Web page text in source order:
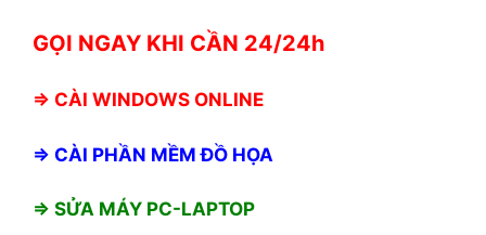
GỌI NGAY KHI CẦN 24/24h
⇒ CÀI WINDOWS ONLINE
⇒ CÀI PHẦN MỀM ĐỒ HỌA
⇒ SỬA MÁY PC-LAPTOP